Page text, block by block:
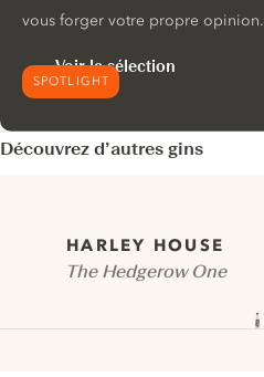
SPOTLIGHT
vous forger votre propre opinion.
Voir la sélection
Découvrez d’autres gins
HARLEY HOUSE
The Hedgerow One